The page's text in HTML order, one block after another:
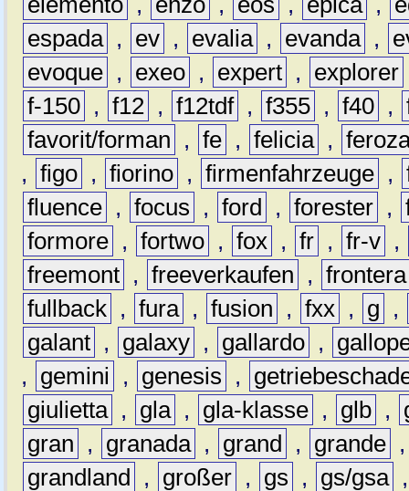
espada , ev , evalia , evanda ,
evoque , exeo , expert , explorer
f-150 , f12 , f12tdf , f355 , f40 ,
favorit/forman
, fe , felicia ,
, figo , fiorino , firmenfahrzeuge ,
fluence , focus , ford , forester ,
formore , fortwo , fox , fr , fr-v ,
freemont , freeverkaufen , frontera
fullback , fura , fusion , fxx , g
,
galant , galaxy , gallardo ,
,
gemini , genesis ,
giulietta , gla , gla-klasse , glb ,
gran
, granada , grand , grande
grandland
, großer , gs , gs/gsa